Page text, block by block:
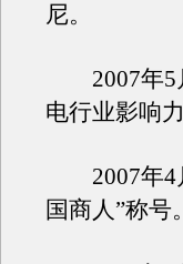
尼。
2007年5
电行业影响
2007年4月
国商人”称号。